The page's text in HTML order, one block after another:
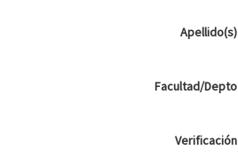
Apellido(s)
Facultad/Depto
Verificación